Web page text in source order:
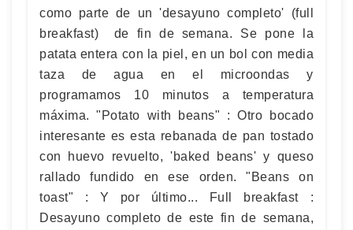
como parte de un 'desayuno completo' (full
breakfast) de fin de semana. Se pone la
patata entera con la piel, en un bol con media
taza de agua en el microondas y
programamos 10 minutos a temperatura
máxima. "Potato with beans" : Otro bocado
interesante es esta rebanada de pan tostado
con huevo revuelto, 'baked beans' y queso
rallado fundido en ese orden. "Beans on
toast" : Y por último... Full breakfast :
Desayuno completo de este fin de semana,